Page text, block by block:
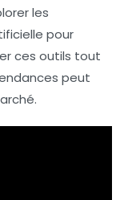
les
pour
ces outils tout
peut